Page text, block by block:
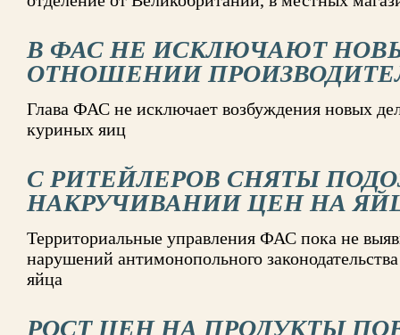
В ФАС НЕ ИСКЛЮЧАЮТ
ОТНОШЕНИИ
Глава ФАС не исключает возбуждения новых
куриных яиц
С РИТЕЙЛЕРОВ СНЯТЫ
НАКРУЧИВАНИИ ЦЕН НА
Территориальные управления ФАС пока не
нарушений антимонопольного
яйца
РОСТ ЦЕН НА ПРОДУКТЫ